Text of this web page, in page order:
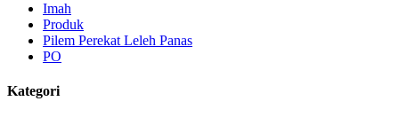
Imah
Produk
Pilem Perekat Leleh Panas
PO
Kategori